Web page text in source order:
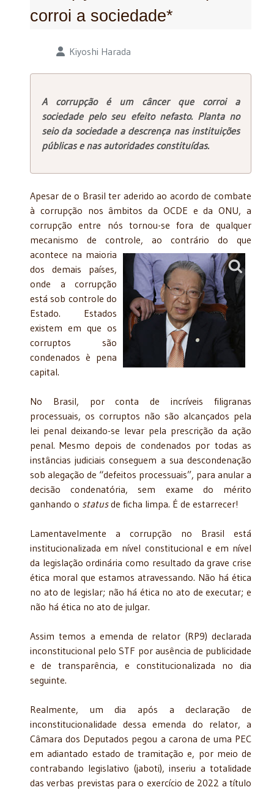
corroi a sociedade*
Detalhes Kiyoshi Harada
A corrupção é um câncer que corroi a
sociedade pelo seu efeito nefasto. Planta no
seio da sociedade a descrença nas instituições
públicas e nas autoridades constituídas.
Apesar de o Brasil ter aderido ao acordo de combate
à corrupção nos âmbitos da OCDE e da ONU, a
corrupção entre nós tornou-se fora de qualquer
mecanismo de controle, ao contrário do que
acontece na maioria
dos demais países,
onde a corrupção
está sob controle do
Estado. Estados
existem em que os
corruptos são
condenados è pena
capital.
No Brasil, por conta de incríveis filigranas
processuais, os corruptos não são alcançados pela
lei penal deixando-se levar pela prescrição da ação
penal. Mesmo depois de condenados por todas as
instâncias judiciais conseguem a sua descondenação
sob alegação de “defeitos processuais”, para anular a
decisão condenatória, sem exame do mérito
ganhando o statusde ficha limpa. É de estarrecer!
Lamentavelmente a corrupção no Brasil está
institucionalizada em nível constitucional e em nível
da legislação ordinária como resultado da grave crise
ética moral que estamos atravessando. Não há ética
no ato de legislar; não há ética no ato de executar; e
não há ética no ato de julgar.
Assim temos a emenda de relator (RP9) declarada
inconstitucional pelo STF por ausência de publicidade
e de transparência, e constitucionalizada no dia
seguinte.
Realmente, um dia após a declaração de
inconstitucionalidade dessa emenda do relator, a
Câmara dos Deputados pegou a carona de uma PEC
em adiantado estado de tramitação e, por meio de
contrabando legislativo (jaboti), inseriu a totalidade
das verbas previstas para o exercício de 2022 a título